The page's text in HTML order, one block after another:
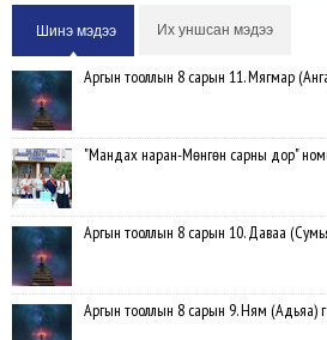
Шинэ мэдээ Их уншсан мэдээ
Аргын тооллын 8 сарын 11. Мягмар
"Мандах наран-Мөнгөн сарны дор"
Аргын тооллын 8 сарын 10. Даваа
Аргын тооллын 8 сарын 9. Ням (Адьяа)